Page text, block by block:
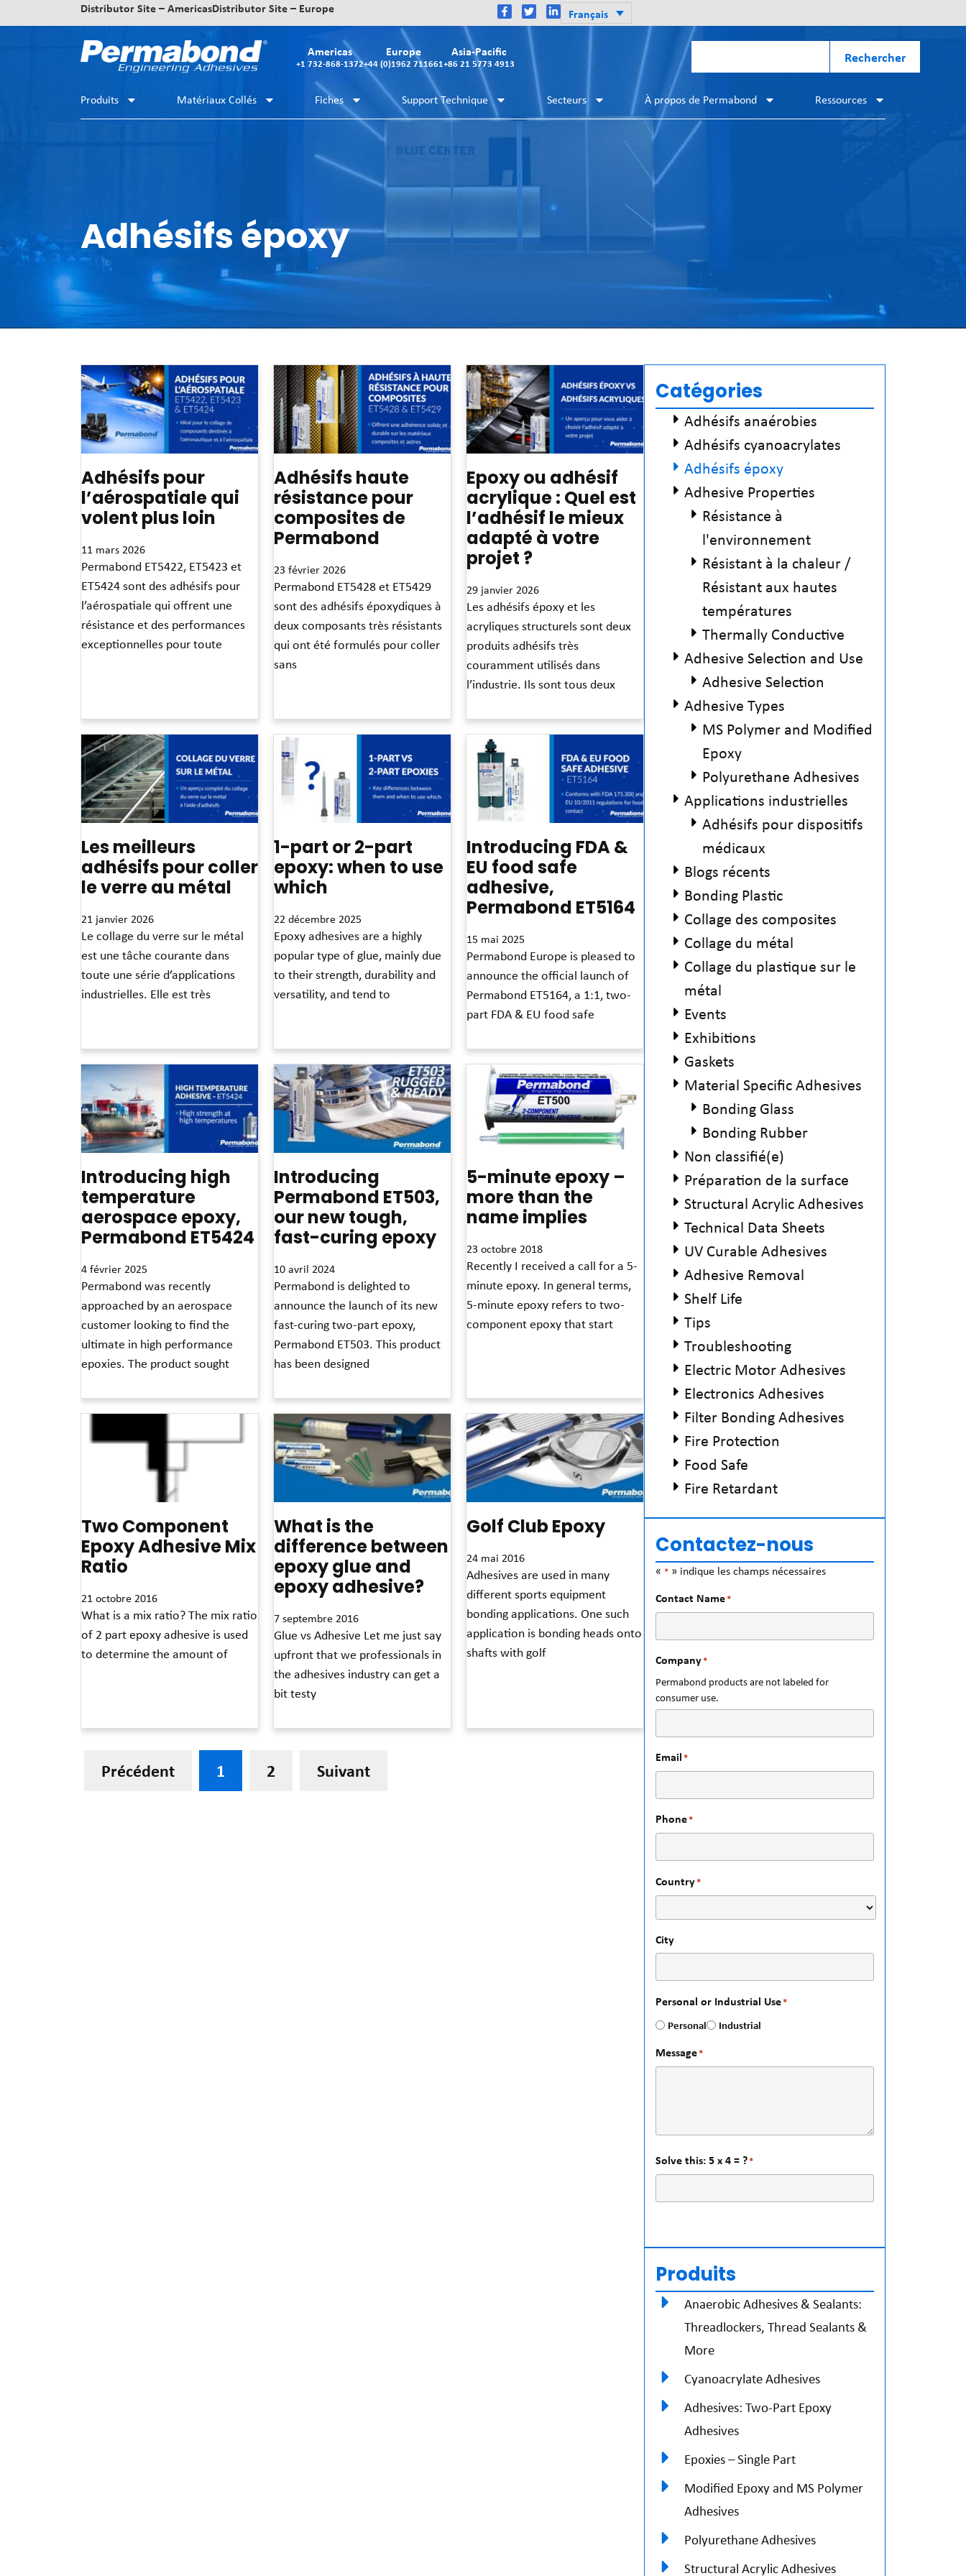
Distributor Site – AmericasDistributor Site – Europe Français
Americas
+1 732-868-1372
Europe
+44 (0)1962 711661
Asia-Pacific
+86 21 5773 4913 Rechercher
Produits Matériaux Collés Fiches Support Technique Secteurs À propos de Permabond Ressources
Adhésifs époxy
Adhésifs pour
l’aérospatiale qui
volent plus loin
11 mars 2026
Permabond ET5422, ET5423 et
ET5424 sont des adhésifs pour
l’aérospatiale qui offrent une
résistance et des performances
exceptionnelles pour toute
Adhésifs haute
résistance pour
composites de
Permabond
23 février 2026
Permabond ET5428 et ET5429
sont des adhésifs époxydiques à
deux composants très résistants
qui ont été formulés pour coller
sans
Epoxy ou adhésif
acrylique : Quel est
l’adhésif le mieux
adapté à votre
projet ?
29 janvier 2026
Les adhésifs époxy et les
acryliques structurels sont deux
produits adhésifs très
couramment utilisés dans
l’industrie. Ils sont tous deux
Les meilleurs
adhésifs pour coller
le verre au métal
21 janvier 2026
Le collage du verre sur le métal
est une tâche courante dans
toute une série d’applications
industrielles. Elle est très
1-part or 2-part
epoxy: when to use
which
22 décembre 2025
Epoxy adhesives are a highly
popular type of glue, mainly due
to their strength, durability and
versatility, and tend to
Introducing FDA &
EU food safe
adhesive,
Permabond ET5164
15 mai 2025
Permabond Europe is pleased to
announce the official launch of
Permabond ET5164, a 1:1, two-
part FDA & EU food safe
Introducing high
temperature
aerospace epoxy,
Permabond ET5424
4 février 2025
Permabond was recently
approached by an aerospace
customer looking to find the
ultimate in high performance
epoxies. The product sought
Introducing
Permabond ET503,
our new tough,
fast-curing epoxy
10 avril 2024
Permabond is delighted to
announce the launch of its new
fast-curing two-part epoxy,
Permabond ET503. This product
has been designed
5-minute epoxy –
more than the
name implies
23 octobre 2018
Recently I received a call for a 5-
minute epoxy. In general terms,
5-minute epoxy refers to two-
component epoxy that start
Two Component
Epoxy Adhesive Mix
Ratio
21 octobre 2016
What is a mix ratio? The mix ratio
of 2 part epoxy adhesive is used
to determine the amount of
What is the
difference between
epoxy glue and
epoxy adhesive?
7 septembre 2016
Glue vs Adhesive Let me just say
upfront that we professionals in
the adhesives industry can get a
bit testy
Golf Club Epoxy
24 mai 2016
Adhesives are used in many
different sports equipment
bonding applications. One such
application is bonding heads onto
shafts with golf
Précédent 1 2 Suivant
Catégories
Adhésifs anaérobies
Adhésifs cyanoacrylates
Adhésifs époxy
Adhesive Properties
Résistance à
l'environnement
Résistant à la chaleur /
Résistant aux hautes
températures
Thermally Conductive
Adhesive Selection and Use
Adhesive Selection
Adhesive Types
MS Polymer and Modified
Epoxy
Polyurethane Adhesives
Applications industrielles
Adhésifs pour dispositifs
médicaux
Blogs récents
Bonding Plastic
Collage des composites
Collage du métal
Collage du plastique sur le
métal
Events
Exhibitions
Gaskets
Material Specific Adhesives
Bonding Glass
Bonding Rubber
Non classifié(e)
Préparation de la surface
Structural Acrylic Adhesives
Technical Data Sheets
UV Curable Adhesives
Adhesive Removal
Shelf Life
Tips
Troubleshooting
Electric Motor Adhesives
Electronics Adhesives
Filter Bonding Adhesives
Fire Protection
Food Safe
Fire Retardant
Contactez-nous
« *» indique les champs nécessaires
Contact Name*
Company*
Permabond products are not labeled for
consumer use.
Email *
Phone*
Country*
City
Personal or Industrial Use*
Personal Industrial
Message*
Solve this: 5 x 4 = ?*
Produits
Anaerobic Adhesives & Sealants:
Threadlockers, Thread Sealants &
More
Cyanoacrylate Adhesives
Adhesives: Two-Part Epoxy
Adhesives
Epoxies – Single Part
Modified Epoxy and MS Polymer
Adhesives
Polyurethane Adhesives
Structural Acrylic Adhesives